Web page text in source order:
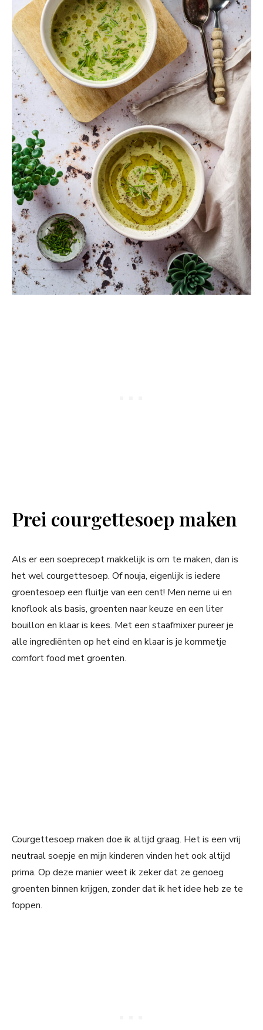
Prei courgettesoep maken
Als er een soeprecept makkelijk is om te maken, dan is
het wel courgettesoep. Of nouja, eigenlijk is iedere
groentesoep een fluitje van een cent! Men neme ui en
knoflook als basis, groenten naar keuze en een liter
bouillon en klaar is kees. Met een staafmixer pureer je
alle ingrediënten op het eind en klaar is je kommetje
comfort food met groenten.
Courgettesoep maken doe ik altijd graag. Het is een vrij
neutraal soepje en mijn kinderen vinden het ook altijd
prima. Op deze manier weet ik zeker dat ze genoeg
groenten binnen krijgen, zonder dat ik het idee heb ze te
foppen.